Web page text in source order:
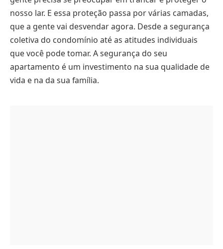
nosso lar. E essa proteção passa por várias camadas,
que a gente vai desvendar agora. Desde a segurança
coletiva do condomínio até as atitudes individuais
que você pode tomar. A segurança do seu
apartamento é um investimento na sua qualidade de
vida e na da sua família.